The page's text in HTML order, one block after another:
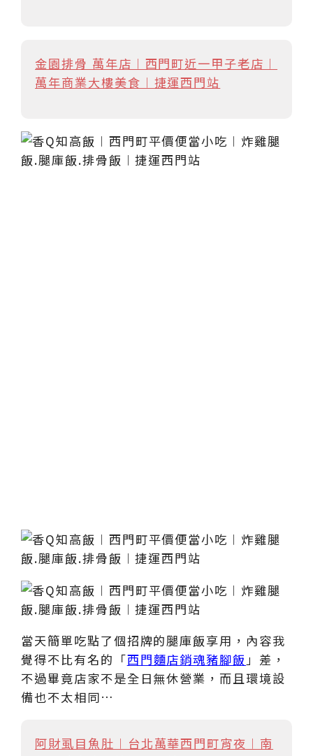
金園排骨 萬年店︱西門町近一甲子老店︱
萬年商業大樓美食︱捷運西門站
當天簡單吃點了個招牌的腿庫飯享用，內容我
覺得不比有名的「西門麵店銷魂豬腳飯」差，
不過畢竟店家不是全日無休營業，而且環境設
備也不太相同…
阿財虱目魚肚︱台北萬華西門町宵夜︱南